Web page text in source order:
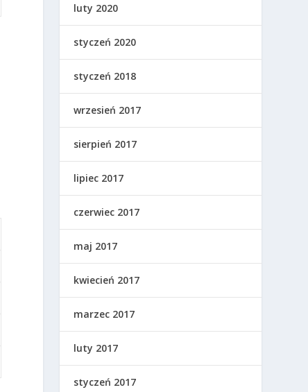
luty 2020
styczeń 2020
styczeń 2018
wrzesień 2017
sierpień 2017
lipiec 2017
czerwiec 2017
maj 2017
kwiecień 2017
marzec 2017
luty 2017
styczeń 2017